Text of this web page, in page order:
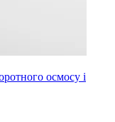
осмосу і